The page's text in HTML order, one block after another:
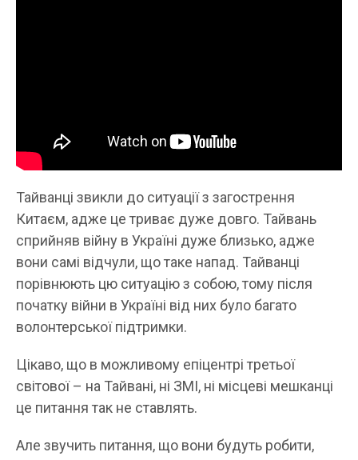
Тайванці звикли до ситуації з загострення
Китаєм, адже це триває дуже довго. Тайвань
сприйняв війну в Україні дуже близько, адже
вони самі відчули, що таке напад. Тайванці
порівнюють цю ситуацію з собою, тому після
початку війни в Україні від них було багато
волонтерської підтримки.
Цікаво, що в можливому епіцентрі третьої
світової – на Тайвані, ні ЗМІ, ні місцеві мешканці
це питання так не ставлять.
Але звучить питання, що вони будуть робити,